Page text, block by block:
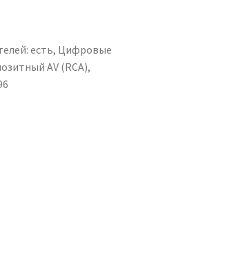
есть, Цифровые
AV (RCA),